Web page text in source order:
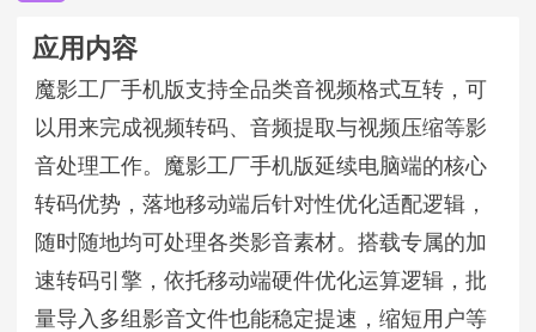
应用内容
魔影工厂手机版支持全品类音视频格式互转，可
以用来完成视频转码、音频提取与视频压缩等影
音处理工作。魔影工厂手机版延续电脑端的核心
转码优势，落地移动端后针对性优化适配逻辑，
随时随地均可处理各类影音素材。搭载专属的加
速转码引擎，依托移动端硬件优化运算逻辑，批
量导入多组影音文件也能稳定提速，缩短用户等